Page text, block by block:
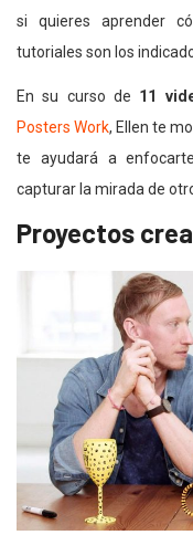
si quieres aprender
tutoriales son los
En su curso de 11
Posters Work, Ellen te
te ayudará a
capturar la mirada de
Proyectos